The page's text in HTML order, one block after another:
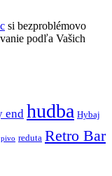
si bezproblémovo
podľa Vašich
end hudba Hybaj
pivo reduta Retro Bar